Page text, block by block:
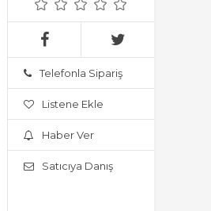
Telefonla Sipariş
Listene Ekle
Haber Ver
Satıcıya Danış